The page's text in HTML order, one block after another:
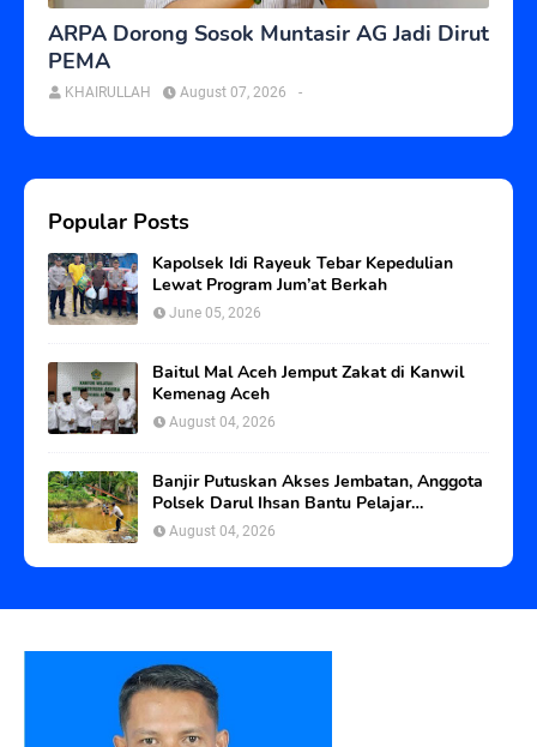
ARPA Dorong Sosok Muntasir AG Jadi Dirut
PEMA
KHAIRULLAH -
August 07, 2026
Popular Posts
Kapolsek Idi Rayeuk Tebar Kepedulian
Lewat Program Jum’at Berkah
June 05, 2026
Baitul Mal Aceh Jemput Zakat di Kanwil
Kemenag Aceh
August 04, 2026
Banjir Putuskan Akses Jembatan, Anggota
Polsek Darul Ihsan Bantu Pelajar
Seberangi Sungai
August 04, 2026